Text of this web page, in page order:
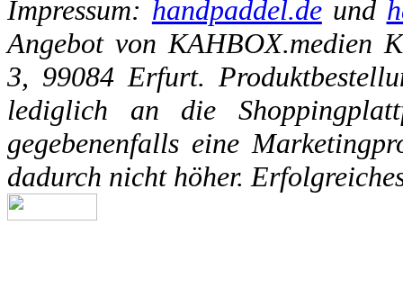
Impressum: handpaddel.deund
Angebot von KAHBOX.medien
3, 99084 Erfurt.
lediglich an die
gegebenenfalls eine
dadurch nicht höher.